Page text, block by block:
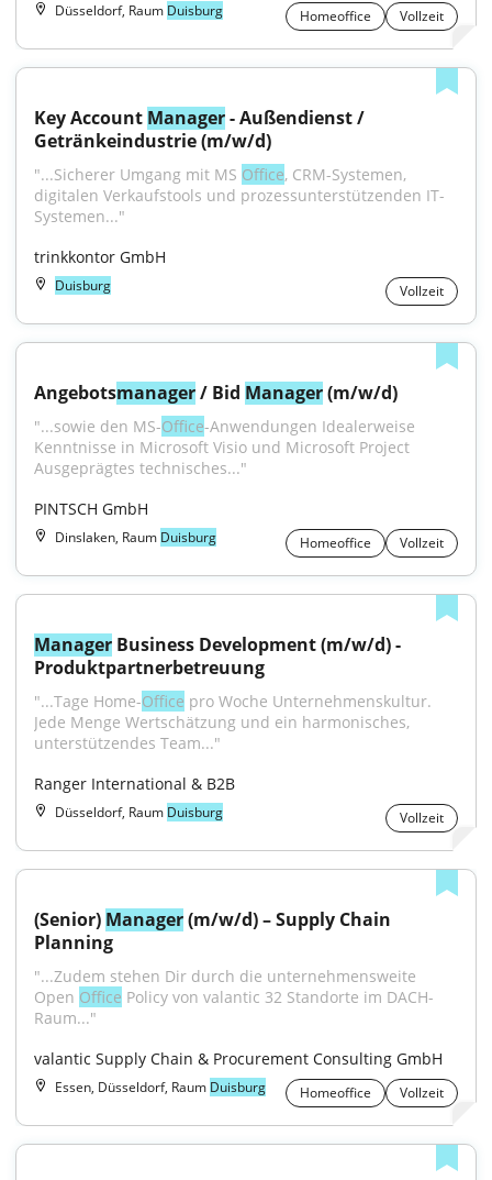
Düsseldorf, Raum Duisburg Homeoffice Vollzeit
Key Account Manager - Außendienst /
Getränkeindustrie (m/w/d)
"...Sicherer Umgang mit MS Office, CRM-Systemen,
digitalen Verkaufstools und prozessunterstützenden IT-
Systemen..."
trinkkontor GmbH
Duisburg Vollzeit
Angebotsmanager / Bid Manager (m/w/d)
"...sowie den MS-Office-Anwendungen Idealerweise
Kenntnisse in Microsoft Visio und Microsoft Project
Ausgeprägtes technisches..."
PINTSCH GmbH
Dinslaken, Raum Duisburg Homeoffice Vollzeit
Manager Business Development (m/w/d) -
Produktpartnerbetreuung
"...Tage Home-Office pro Woche Unternehmenskultur.
Jede Menge Wertschätzung und ein harmonisches,
unterstützendes Team..."
Ranger International & B2B
Düsseldorf, Raum Duisburg Vollzeit
(Senior) Manager (m/w/d) – Supply Chain
Planning
"...Zudem stehen Dir durch die unternehmensweite
Open Office Policy von valantic 32 Standorte im DACH-
Raum..."
valantic Supply Chain & Procurement Consulting GmbH
Essen, Düsseldorf, Raum Duisburg Homeoffice Vollzeit